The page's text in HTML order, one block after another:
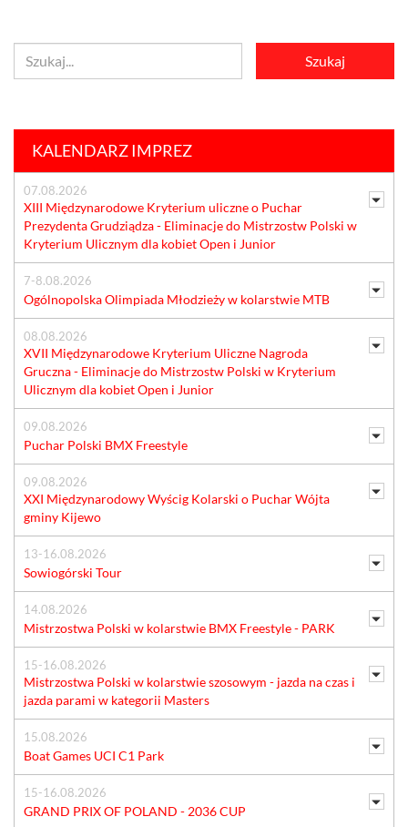
KALENDARZ IMPREZ
07.08.2026
XIII Międzynarodowe Kryterium uliczne o Puchar
Prezydenta Grudziądza - Eliminacje do Mistrzostw Polski w
Kryterium Ulicznym dla kobiet Open i Junior
7-8.08.2026
Ogólnopolska Olimpiada Młodzieży w kolarstwie MTB
08.08.2026
XVII Międzynarodowe Kryterium Uliczne Nagroda
Gruczna - Eliminacje do Mistrzostw Polski w Kryterium
Ulicznym dla kobiet Open i Junior
09.08.2026
Puchar Polski BMX Freestyle
09.08.2026
XXI Międzynarodowy Wyścig Kolarski o Puchar Wójta
gminy Kijewo
13-16.08.2026
Sowiogórski Tour
14.08.2026
Mistrzostwa Polski w kolarstwie BMX Freestyle - PARK
15-16.08.2026
Mistrzostwa Polski w kolarstwie szosowym - jazda na czas i
jazda parami w kategorii Masters
15.08.2026
Boat Games UCI C1 Park
15-16.08.2026
GRAND PRIX OF POLAND - 2036 CUP